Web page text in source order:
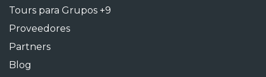
Tours para Grupos +9
Proveedores
Partners
Blog